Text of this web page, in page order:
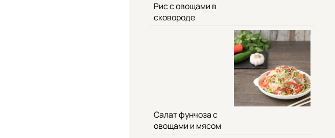
Рис с овощами в
сковороде
Салат фунчоза с
овощами и мясом